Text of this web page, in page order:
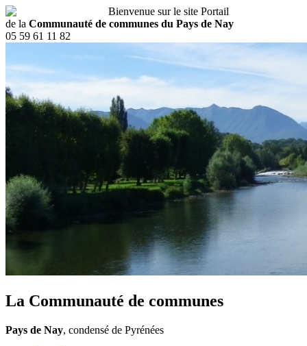
Bienvenue sur le site Portail
de la Communauté de communes du Pays de Nay
05 59 61 11 82
La Communauté de communes
Pays de Nay, condensé de Pyrénées